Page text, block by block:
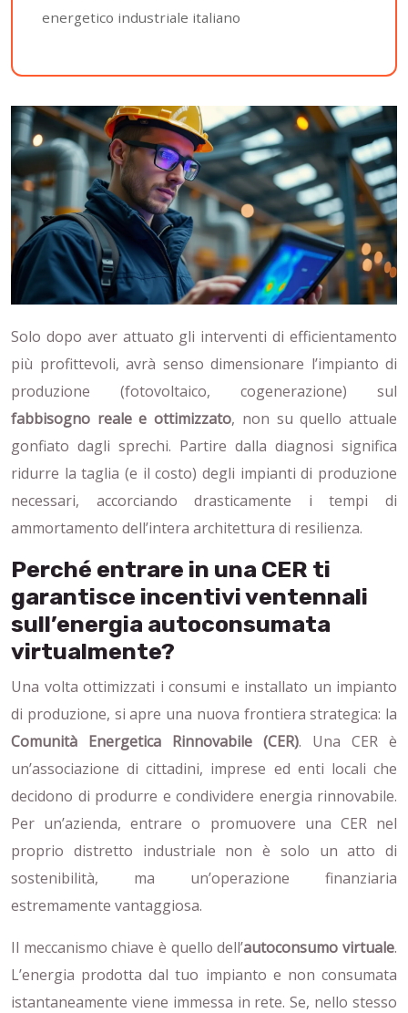
energetico industriale italiano
Solo dopo aver attuato gli interventi di efficientamento
più profittevoli, avrà senso dimensionare l’impianto di
produzione (fotovoltaico, cogenerazione) sul
fabbisogno reale e ottimizzato, non su quello attuale
gonfiato dagli sprechi. Partire dalla diagnosi significa
ridurre la taglia (e il costo) degli impianti di produzione
necessari, accorciando drasticamente i tempi di
ammortamento dell’intera architettura di resilienza.
Perché entrare in una CER ti
garantisce incentivi ventennali
sull’energia autoconsumata
virtualmente?
Una volta ottimizzati i consumi e installato un impianto
di produzione, si apre una nuova frontiera strategica: la
Comunità Energetica Rinnovabile (CER). Una CER è
un’associazione di cittadini, imprese ed enti locali che
decidono di produrre e condividere energia rinnovabile.
Per un’azienda, entrare o promuovere una CER nel
proprio distretto industriale non è solo un atto di
sostenibilità, ma un’operazione finanziaria
estremamente vantaggiosa.
Il meccanismo chiave è quello dell’autoconsumo virtuale.
L’energia prodotta dal tuo impianto e non consumata
istantaneamente viene immessa in rete. Se, nello stesso